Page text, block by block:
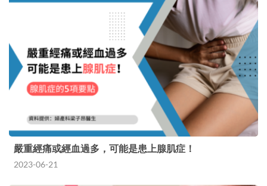
嚴重經痛或經血過多，可能是患上腺肌症！
2023-06-21